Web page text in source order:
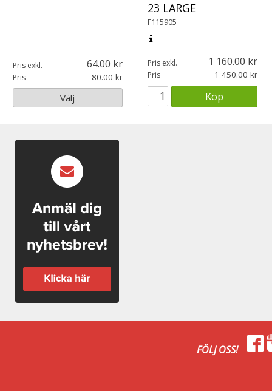
Pris exkl. 64.00
Pris 80.00
Välj
23 LARGE
F115905
Pris exkl. 1 160.00
Pris 1 450.00
Köp
FÖLJ OSS!